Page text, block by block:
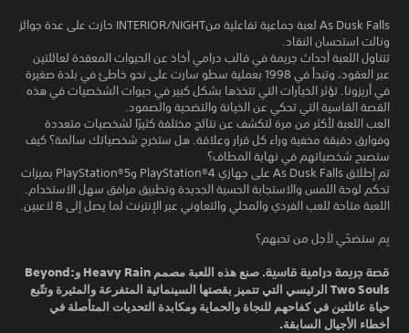
As Dusk Falls لعبة جماعية تفاعلية منINTERIOR/NIGHT حازت على عدة جوائز
ونالت استحسان النقاد.
تتناول اللعبة أحداث جريمة في قالب درامي أخاذ عن الحيوات المعقدة لعائلتين
عبر العقود، وتبدأ في 1998 بعملية سطو سارت على نحو خاطئ في بلدة صغيرة
في أريزونا. تؤثر الخيارات التي تتخذها بشكل كبير في حيوات الشخصيات في هذه
القصة القاسية التي تحكي عن الخيانة والتضحية والصمود.
العب اللعبة لأكثر من مرة لتكشف عن نتائج مختلفة كثيرًا لشخصيات متعددة
وفوارق دقيقة مخفية وراء كل قرار وعلاقة. هل ستخرج شخصياتك سالمة؟ كيف
ستصبح شخصياتهم في نهاية المطاف؟
تم إطلاق As Dusk Falls على جهازي PlayStation®4 وPlayStation®5 بميزات
تحكم لوحة اللمس والاستجابة الحسية الجديدة وتطبيق مرافق سهل الاستخدام.
اللعبة متاحة للعب الفردي والمحلي والتعاوني عبر الإنترنت لما يصل إلى 8 لاعبين.
بِم ستضحّي لأجل من تحبهم؟
قصة جريمة درامية قاسية.
صنع هذه اللعبة مصمم Heavy Rain وBeyond:
Two Souls الرئيسي التي تتميز بقصتها السينمائية المتفرعة والمثيرة وتتّبع
حياة عائلتين في كفاحهم للنجاة والحماية ومكابدة التحديات المتأصلة في
أخطاء الأجيال السابقة.